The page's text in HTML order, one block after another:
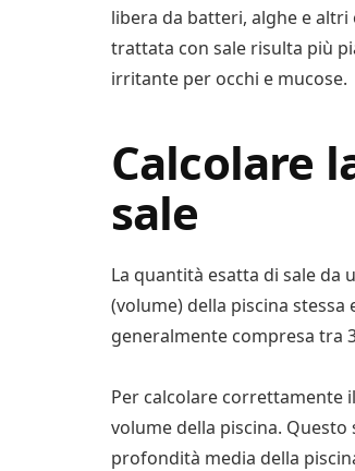
libera da batteri, alghe e altri
trattata con sale risulta più
irritante per occhi e mucose.
Calcolare
sale
La quantità esatta di sale da
(volume) della piscina
generalmente compresa tra
Per calcolare correttamente
volume della piscina.
profondità media della